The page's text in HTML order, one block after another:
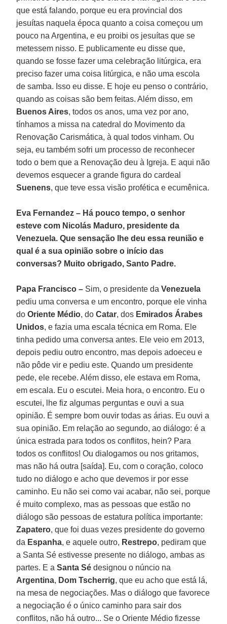
que está falando, porque eu era provincial dos
jesuítas naquela época quanto a coisa começou um
pouco na Argentina, e eu proibi os jesuítas que se
metessem nisso. E publicamente eu disse que,
quando se fosse fazer uma celebração litúrgica, era
preciso fazer uma coisa litúrgica, e não uma escola
de samba. Isso eu disse. E hoje eu penso o contrário,
quando as coisas são bem feitas. Além disso, em
Buenos Aires, todos os anos, uma vez por ano,
tínhamos a missa na catedral do Movimento da
Renovação Carismática, à qual todos vinham. Ou
seja, eu também sofri um processo de reconhecer
todo o bem que a Renovação deu à Igreja. E aqui não
devemos esquecer a grande figura do cardeal
Suenens, que teve essa visão profética e ecumênica.
Eva Fernandez – Há pouco tempo, o senhor
esteve com Nicolás Maduro, presidente da
Venezuela. Que sensação lhe deu essa reunião e
qual é a sua opinião sobre o início das
conversas? Muito obrigado, Santo Padre.
Papa Francisco – Sim, o presidente daVenezuela
pediu uma conversa e um encontro, porque ele vinha
doOriente Médio, doCatar, dos Emirados Árabes
Unidos, e fazia uma escala técnica em Roma. Ele
tinha pedido uma conversa antes. Ele veio em 2013,
depois pediu outro encontro, mas depois adoeceu e
não pôde vir e pediu este. Quando um presidente
pede, ele recebe. Além disso, ele estava em Roma,
em escala. Eu o escutei. Meia hora, o encontro. Eu o
escutei, lhe fiz algumas perguntas e ouvi a sua
opinião. É sempre bom ouvir todas as árias. Eu ouvi a
sua opinião. Em relação ao segundo, ao diálogo: é a
única estrada para todos os conflitos, hein? Para
todos os conflitos! Ou dialogamos ou nos gritamos,
mas não há outra [saída]. Eu, com o coração, coloco
tudo no diálogo e acho que devemos ir por esse
caminho. Eu não sei como vai acabar, não sei, porque
é muito complexo, mas as pessoas que estão no
diálogo são pessoas de estatura política importante:
Zapatero, que foi duas vezes presidente do governo
da Espanha, e aquele outro, Restrepo, pediram que
a Santa Sé estivesse presente no diálogo, ambas as
partes. E aSanta Sé designou o núncio na
Argentina, Dom Tscherrig, que eu acho que está lá,
na mesa de negociações. Mas o diálogo que favorece
a negociação é o único caminho para sair dos
conflitos, não há outro... Se o Oriente Médio fizesse